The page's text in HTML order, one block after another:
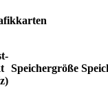
Speichergröße